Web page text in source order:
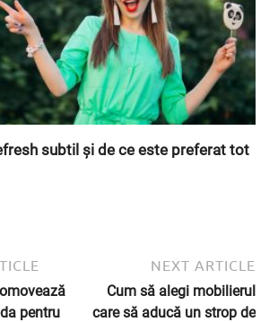
subtil și de ce este preferat tot
pentru
NEXT ARTICLE
Cum să alegi mobilierul
care să aducă un strop de